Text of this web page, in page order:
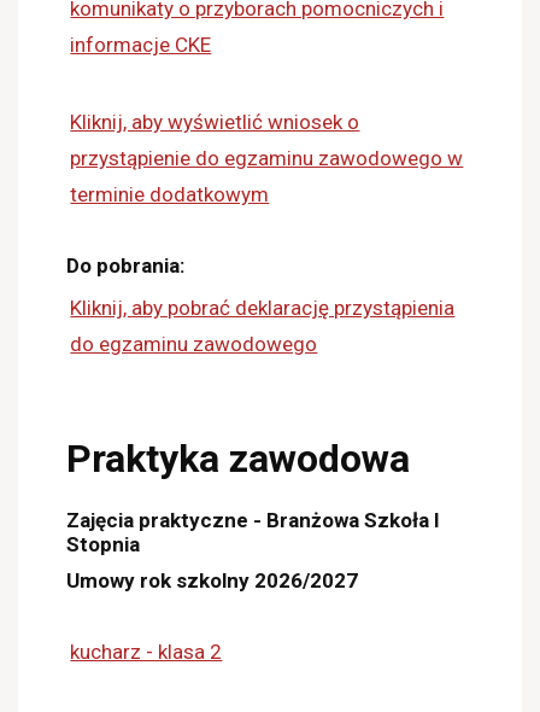
komunikaty o przyborach pomocniczych i
informacje CKE
Kliknij, aby wyświetlić wniosek o
przystąpienie do egzaminu zawodowego w
terminie dodatkowym
Do pobrania:
Kliknij, aby pobrać deklarację przystąpienia
do egzaminu zawodowego
Praktyka zawodowa
Zajęcia praktyczne - Branżowa Szkoła I
Stopnia
Umowy rok szkolny 2026/2027
kucharz - klasa 2